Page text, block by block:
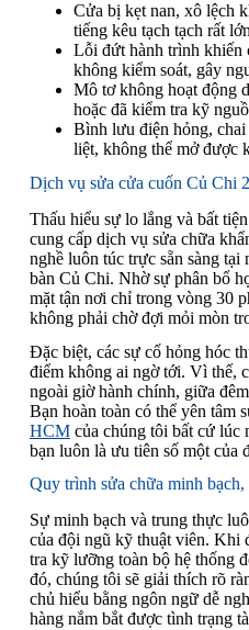
Cửa bị kẹt nan, xô lệch
tiếng kêu tạch tạch rất
Lỗi đứt hành trình khiến
không kiểm soát, gây
Mô tơ không hoạt động
hoặc đã kiểm tra kỹ
Bình lưu điện hỏng,
liệt, không thể mở được
Dịch vụ sửa cửa cuốn Củ Chi
Thấu hiểu sự lo lắng và bất
cung cấp dịch vụ sửa chữa
nghề luôn túc trực sẵn sàng
bàn Củ Chi. Nhờ sự phân bổ
mặt tận nơi chỉ trong vòng 30
không phải chờ đợi mỏi mòn
Đặc biệt, các sự cố hỏng hóc
điểm không ai ngờ tới. Vì thế,
ngoài giờ hành chính, giữa
Bạn hoàn toàn có thể yên tâm
HCMcủa chúng tôi bất cứ lúc
bạn luôn là ưu tiên số một của
Quy trình sửa chữa minh
Sự minh bạch và trung thực
của đội ngũ kỹ thuật viên. Khi
tra kỹ lưỡng toàn bộ hệ thống
đó, chúng tôi sẽ giải thích rõ
chủ hiểu bằng ngôn ngữ dễ
hàng nắm bắt được tình trạng